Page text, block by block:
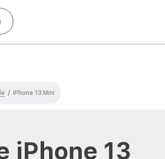
/ iPhone 13 Mini
iPhone 13